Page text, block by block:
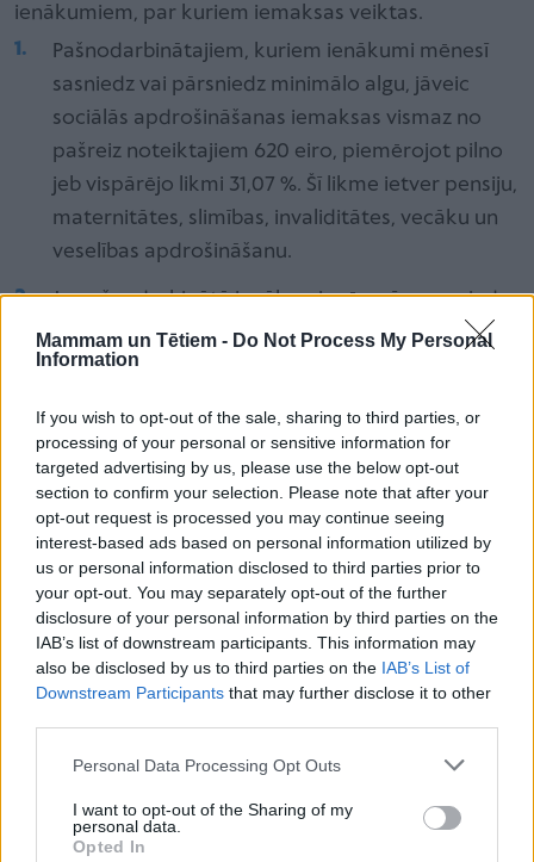
Mammam un Tētiem - Do Not Process My Personal
Information
If you wish to opt-out of the sale, sharing to third parties, or
processing of your personal or sensitive information for
targeted advertising by us, please use the below opt-out
section to confirm your selection. Please note that after your
opt-out request is processed you may continue seeing
interest-based ads based on personal information utilized by
us or personal information disclosed to third parties prior to
your opt-out. You may separately opt-out of the further
disclosure of your personal information by third parties on the
IAB’s list of downstream participants. This information may
also be disclosed by us to third parties on the IAB’s List of
Downstream Participants that may further disclose it to other
Personal Data Processing Opt Outs
I want to opt-out of the Sharing of my
personal data.
Opted In
ienākumiem, par kuriem iemaksas veiktas.
Pašnodarbinātajiem, kuriem ienākumi mēnesī
sasniedz vai pārsniedz minimālo algu, jāveic
sociālās apdrošināšanas iemaksas vismaz no
pašreiz noteiktajiem 620 eiro, piemērojot pilno
jeb vispārējo likmi 31,07 %. Šī likme ietver pensiju,
maternitātes, slimības, invaliditātes, vecāku un
veselības apdrošināšanu.
Ja pašnodarbinātā ienākumi mēnesī nesasniedz
minimālo darba algu, sociālās apdrošināšanas
iemaksas jāveic no faktiskajiem ienākumiem –
Arī mikrouzņēmuma nodokļa maksātāji ir
pašnodarbinātie, līdz ar to sociālās
apdrošināšanas iemaksas jāveic pilnā apmērā,
piemērojot pašnodarbināto sociālās
apdrošināšanas iemaksu likmi 31,07 %.
Autoratlīdzības saņēmējs var izvēlēties izmantot
īpašo autoratlīdzības režīmu. Tad sociālās
apdrošināšanas iemaksu nomaksu veic
autoratlīdzības izmaksātājs.
Ko darīt mājsaimniecēm?
Ja sieviete vai vīrietis algotu darbu nestrādā, bet